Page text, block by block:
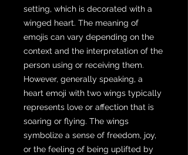
setting, which is decorated with a
winged heart. The meaning of
emojis can vary depending on the
context and the interpretation of the
person using or receiving them.
However, generally speaking, a
heart emoji with two wings typically
represents love or affection that is
soaring or flying. The wings
symbolize a sense of freedom, joy,
or the feeling of being uplifted by